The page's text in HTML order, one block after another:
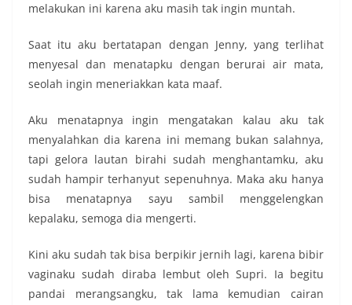
melakukan ini karena aku masih tak ingin muntah.
Saat itu aku bertatapan dengan Jenny, yang terlihat
menyesal dan menatapku dengan berurai air mata,
seolah ingin meneriakkan kata maaf.
Aku menatapnya ingin mengatakan kalau aku tak
menyalahkan dia karena ini memang bukan salahnya,
tapi gelora lautan birahi sudah menghantamku, aku
sudah hampir terhanyut sepenuhnya. Maka aku hanya
bisa menatapnya sayu sambil menggelengkan
kepalaku, semoga dia mengerti.
Kini aku sudah tak bisa berpikir jernih lagi, karena bibir
vaginaku sudah diraba lembut oleh Supri. Ia begitu
pandai merangsangku, tak lama kemudian cairan